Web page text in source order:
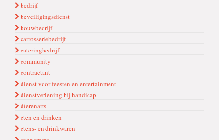
bedrijf
beveiligingsdienst
bouwbedrijf
carrosseriebedrijf
cateringbedrijf
community
contractant
dienst voor feesten en entertainment
dienstverlening bij handicap
dierenarts
eten en drinken
etens- en drinkwaren